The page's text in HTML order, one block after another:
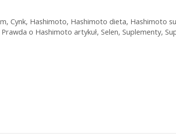
, Cynk, Hashimoto, Hashimoto dieta, Hashimoto
Prawda o Hashimoto artykuł, Selen, Suplementy,